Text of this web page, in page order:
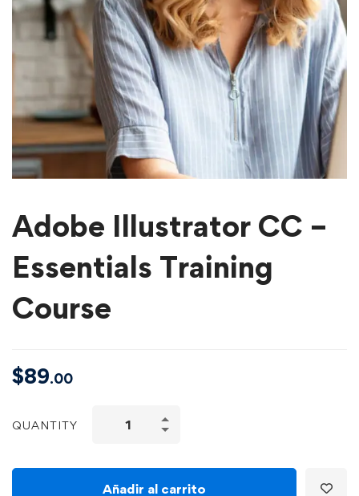
Adobe Illustrator CC –
Essentials Training
Course
$89.00
QUANTITY
Añadir al carrito